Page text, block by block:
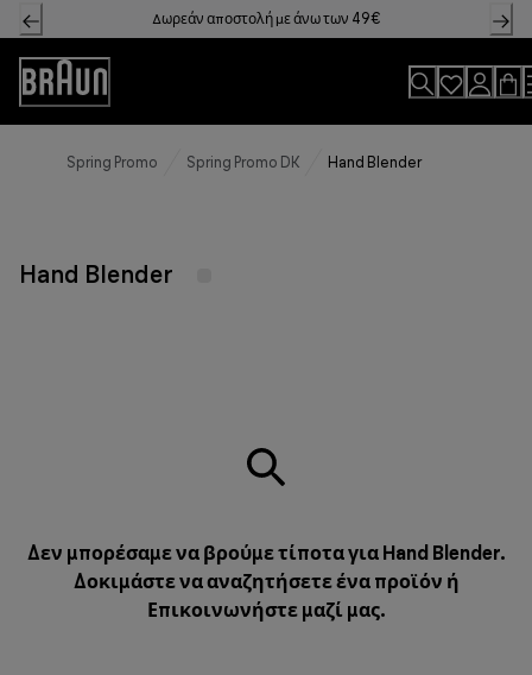
Skip
to
Content
Δωρεάν αποστολή με άνω των 49€
Accessibility
Statement
Spring Promo Spring Promo DK Hand Blender
Hand Blender
Δεν μπορέσαμε να βρούμε τίποτα για Hand Blender.
Δοκιμάστε να αναζητήσετε ένα προϊόν ή
Επικοινωνήστε μαζί μας.